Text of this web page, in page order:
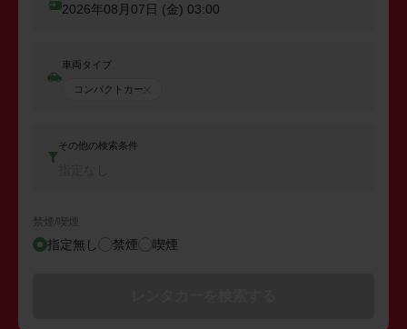
2026年08月07日 (金) 03:00
車両タイプ
コンパクトカー
その他の検索条件
禁煙/喫煙
指定無し 禁煙 喫煙